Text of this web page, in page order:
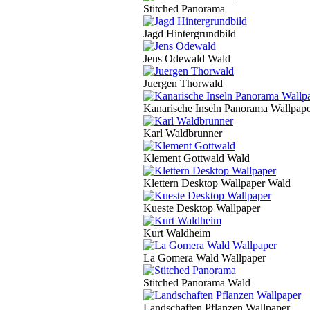
Stitched Panorama
Jagd Hintergrundbild
Jens Odewald Wald
Juergen Thorwald
Kanarische Inseln Panorama
Karl Waldbrunner
Klement Gottwald Wald
Klettern Desktop Wallpaper Wald
Kueste Desktop Wallpaper
Kurt Waldheim
La Gomera Wald Wallpaper
Stitched Panorama Wald
Landschaften Pflanzen Wallpaper